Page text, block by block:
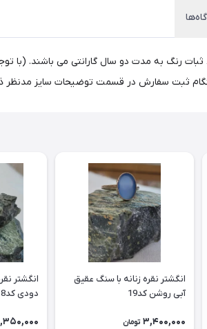
رنگ به مدت دو سال گارانتی می باشند. (با
ثبت سفارش در قسمت توضیحات سایز مدنظر
انگشتر نقره زنانه با سنگ عقیق
آبی روشن کد19
3,400,000 تومان
انگشتر
دودی کد18